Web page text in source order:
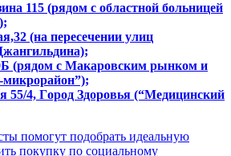
115 (рядом с областной больницей
(на пересечении улиц
(рядом с Макаровским рынком и
микрорайон”);
4, Гoрoд Здopoвья (“Медицинский
помогут подобрать идеальную
покупку по социальному